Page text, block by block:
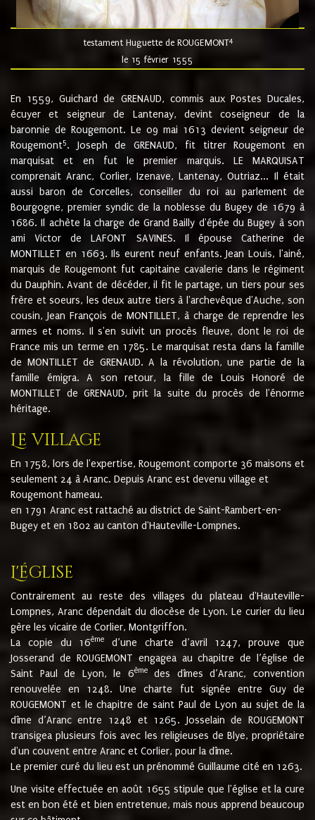
testament Huguette de ROUGEMONT4
le 15 février 1555
En 1559, Guichard de GRENAUD, commis aux Postes Ducales,
écuyer et seigneur de Lantenay, devint coseigneur de la
baronnie de Rougemont. Le 09 mai 1613 devient seigneur de
Rougemont5. Joseph de GRENAUD, fit titrer Rougemont en
marquisat et en fut le premier marquis. LE MARQUISAT
comprenait Aranc, Corlier, Izenave, Lantenay, Outriaz... Il était
aussi baron de Corcelles, conseiller du roi au parlement de
Bourgogne, premier syndic de la noblesse du Bugey de 1679 à
1686. Il achète la charge de Grand Bailly d'épée du Bugey à son
ami Victor de LAFONT SAVINES. Il épouse Catherine de
MONTILLET en 1663. Ils eurent neuf enfants. Jean Louis, l'ainé,
marquis de Rougemont fut capitaine cavalerie dans le régiment
du Dauphin. Avant de décéder, il fit le partage, un tiers pour ses
frère et soeurs, les deux autre tiers à l'archevêque d'Auche, son
cousin, Jean François de MONTILLET, à charge de reprendre les
armes et noms. Il s'en suivit un procès fleuve, dont le roi de
France mis un terme en 1785. Le marquisat resta dans la famille
de MONTILLET de GRENAUD. A la révolution, une partie de la
famille émigra. A son retour, la fille de Louis Honoré de
MONTILLET de GRENAUD, prit la suite du procès de l'énorme
héritage.
Le village
En 1758, lors de l'expertise, Rougemont comporte 36 maisons et
seulement 24 à Aranc. Depuis Aranc est devenu village et
Rougemont hameau.
en 1791 Aranc est rattaché au district de Saint-Rambert-en-
Bugey et en 1802 au canton d'Hauteville-Lompnes.
L'église
Contrairement au reste des villages du plateau d'Hauteville-
Lompnes, Aranc dépendait du diocèse de Lyon. Le curier du lieu
gère les vicaire de Corlier, Montgriffon.
La copie du 16ème
d’une charte d’avril 1247, prouve que
Josserand de ROUGEMONT engagea au chapitre de l’église de
Saint Paul de Lyon, le 6èmedes dîmes d’Aranc, convention
renouvelée en 1248. Une charte fut signée entre Guy de
ROUGEMONT et le chapitre de saint Paul de Lyon au sujet de la
dîme d’Aranc entre 1248 et 1265. Josselain de ROUGEMONT
transigea plusieurs fois avec les religieuses de Blye, propriétaire
d'un couvent entre Aranc et Corlier, pour la dîme.
Le premier curé du lieu est un prénommé Guillaume cité en 1263.
Une visite effectuée en août 1655 stipule que l'église et la cure
est en bon été et bien entretenue, mais nous apprend beaucoup